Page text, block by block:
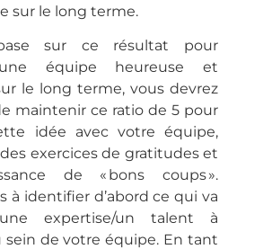
sur le long terme.
sur ce résultat pour
équipe heureuse et
le long terme, vous devrez
maintenir ce ratio de 5 pour
idée avec votre équipe,
exercices de gratitudes et
de « bons coups ».
à identifier d’abord ce qui va
expertise/un talent à
sein de votre équipe. En tant